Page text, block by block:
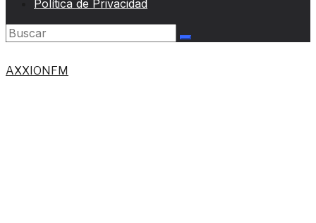
Política de Privacidad
AXXIONFM